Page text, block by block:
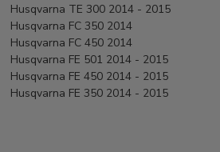
Husqvarna TE 300 2014 - 2015
Husqvarna FC 350 2014
Husqvarna FC 450 2014
Husqvarna FE 501 2014 - 2015
Husqvarna FE 450 2014 - 2015
Husqvarna FE 350 2014 - 2015